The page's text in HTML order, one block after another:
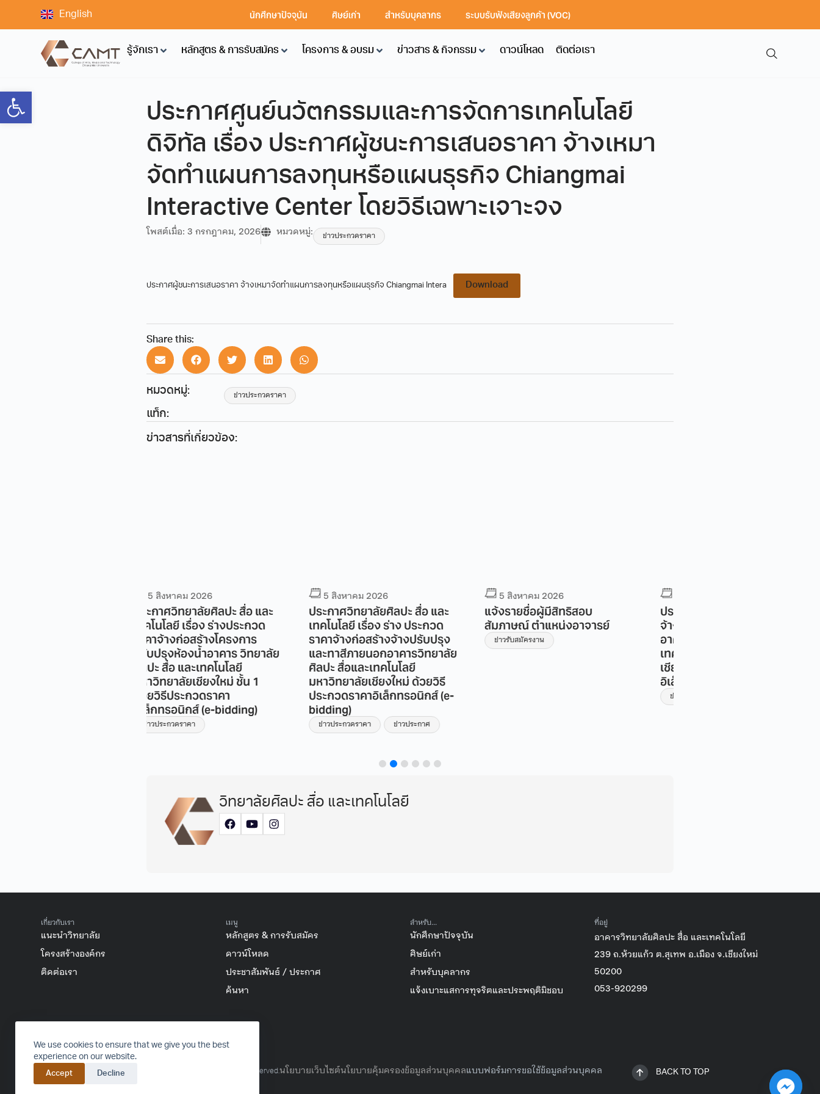
Open toolbar
We use cookies to ensure that we give you the best
experience on our website.
Accept Decline
English นักศึกษาปัจจุบัน ศิษย์เก่า สำหรับบุคลากร ระบบรับฟังเสียงลูกค้า (VOC)
รู้จักเรา หลักสูตร & การรับสมัคร โครงการ & อบรม ข่าวสาร & กิจกรรม ดาวน์โหลด ติดต่อเรา
ประกาศศูนย์นวัตกรรมและการจัดการเทคโนโลยี
ดิจิทัล เรื่อง ประกาศผู้ชนะการเสนอราคา จ้างเหมา
จัดทำแผนการลงทุนหรือแผนธุรกิจ Chiangmai
Interactive Center โดยวิธีเฉพาะเจาะจง
โพสต์เมื่อ: 3 กรกฎาคม, 2026 หมวดหมู่: ข่าวประกวดราคา
ประกาศผู้ชนะการเสนอราคา จ้างเหมาจัดทำแผนการลงทุนหรือแผนธุรกิจ Chiangmai Intera Download
Share this:
หมวดหมู่:
ข่าวประกวดราคา
แท็ก:
ข่าวสารที่เกี่ยวข้อง:
5 สิงหาคม 2026
ประกาศวิทยาลัยศิลปะ สื่อ และ
เทคโนโลยี เรื่อง ร่าง ประกวด
ราคาจ้างก่อสร้างจ้างปรับปรุง
และทาสีภายนอกอาคารวิทยาลัย
ศิลปะ สื่อและเทคโนโลยี
มหาวิทยาลัยเชียงใหม่ ด้วยวิธี
ประกวดราคาอิเล็กทรอนิกส์ (e-
bidding)
ข่าวประกวดราคา
5 สิงหาคม 2026
แจ้งรายชื่อผู้มีสิทธิสอบ
สัมภาษณ์ ตำแหน่งอาจารย์
ข่าวรับสมัครงาน
4 สิงหาคม 2026
ประกาศราคากลางจ้างก่อสร้าง
จ้างปรับปรุงและทาสีภายนอก
อาคารวิทยาลัยศิลปะ สื่อและ
เทคโนโลยี มหาวิทยาลัย
วิทยาลัยศิลปะ สื่อ และเทคโนโลยี
เกี่ยวกับเรา
แนะนำวิทยาลัย
โครงสร้างองค์กร
ติดต่อเรา
เมนู
หลักสูตร & การรับสมัคร
ดาวน์โหลด
ประชาสัมพันธ์ / ประกาศ
ค้นหา
สำหรับ...
นักศึกษาปัจจุบัน
ศิษย์เก่า
สำหรับบุคลากร
แจ้งเบาะแสการทุจริตและประพฤติมิชอบ
ที่อยู่
อาคารวิทยาลัยศิลปะ สื่อ และเทคโนโลยี
239 ถ.ห้วยแก้ว ต.สุเทพ อ.เมือง จ.เชียงใหม่
50200
053-920299
FACEBOOKINSTAGRAMYOUTUBE
© 2016-2024 College of Arts, Media and Technology – All rights reserved.นโยบายเว็บไซต์นโยบายคุ้มครองข้อมูลส่วนบุคคลแบบฟอร์มการขอใช้ข้อมูลส่วนบุคคล BACK TO TOP